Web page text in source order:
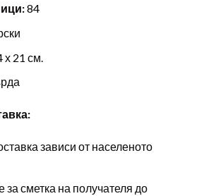
84
х 21 см.
зависи от населеното
за сметка на получателя до